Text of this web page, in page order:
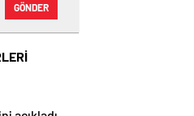
GÖNDER